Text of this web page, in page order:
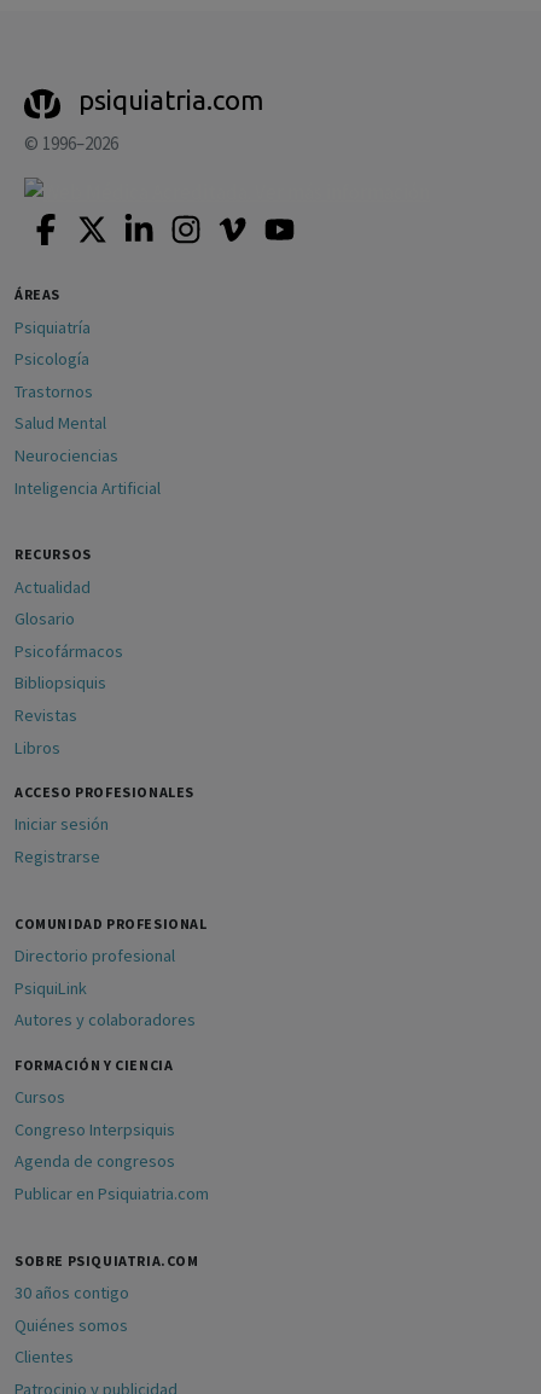
psiquiatria.com
© 1996–2026
ÁREAS
Psiquiatría
Psicología
Trastornos
Salud Mental
Neurociencias
Inteligencia Artificial
RECURSOS
Actualidad
Glosario
Psicofármacos
Bibliopsiquis
Revistas
Libros
ACCESO PROFESIONALES
Iniciar sesión
Registrarse
COMUNIDAD PROFESIONAL
Directorio profesional
PsiquiLink
Autores y colaboradores
FORMACIÓN Y CIENCIA
Cursos
Congreso Interpsiquis
Agenda de congresos
Publicar en Psiquiatria.com
SOBRE PSIQUIATRIA.COM
30 años contigo
Quiénes somos
Clientes
Patrocinio y publicidad